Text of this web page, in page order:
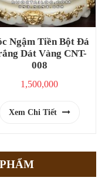
Ngậm Tiền Bột Đá
Dát Vàng CNT-
008
1,500,000
Xem Chi Tiết